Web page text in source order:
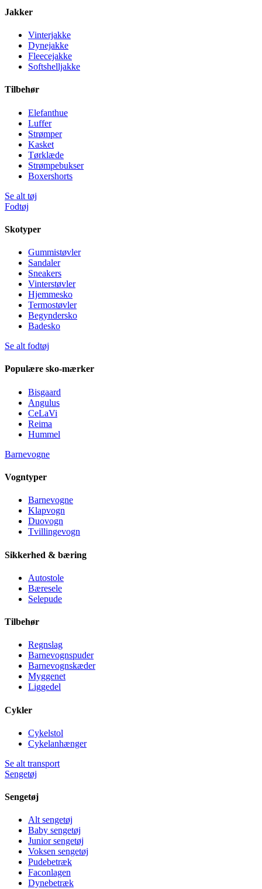
Jakker
Vinterjakke
Dynejakke
Fleecejakke
Softshelljakke
Tilbehør
Elefanthue
Luffer
Strømper
Kasket
Tørklæde
Strømpebukser
Boxershorts
Se alt tøj
Fodtøj
Skotyper
Gummistøvler
Sandaler
Sneakers
Vinterstøvler
Hjemmesko
Termostøvler
Begyndersko
Badesko
Se alt fodtøj
Populære sko-mærker
Bisgaard
Angulus
CeLaVi
Reima
Hummel
Barnevogne
Vogntyper
Barnevogne
Klapvogn
Duovogn
Tvillingevogn
Sikkerhed & bæring
Autostole
Bæresele
Selepude
Tilbehør
Regnslag
Barnevognspuder
Barnevognskæder
Myggenet
Liggedel
Cykler
Cykelstol
Cykelanhænger
Se alt transport
Sengetøj
Sengetøj
Alt sengetøj
Baby sengetøj
Junior sengetøj
Voksen sengetøj
Pudebetræk
Faconlagen
Dynebetræk